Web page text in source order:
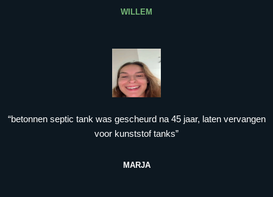
WILLEM
“betonnen septic tank was gescheurd na 45 jaar, laten vervangen
voor kunststof tanks”
MARJA